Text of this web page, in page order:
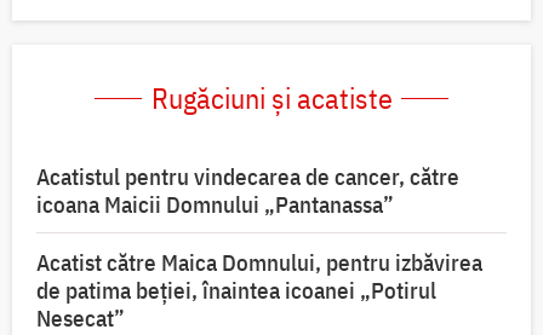
Rugăciuni și acatiste
Acatistul pentru vindecarea de cancer, către
icoana Maicii Domnului „Pantanassa”
Acatist către Maica Domnului, pentru izbăvirea
de patima beției, înaintea icoanei „Potirul
Nesecat”